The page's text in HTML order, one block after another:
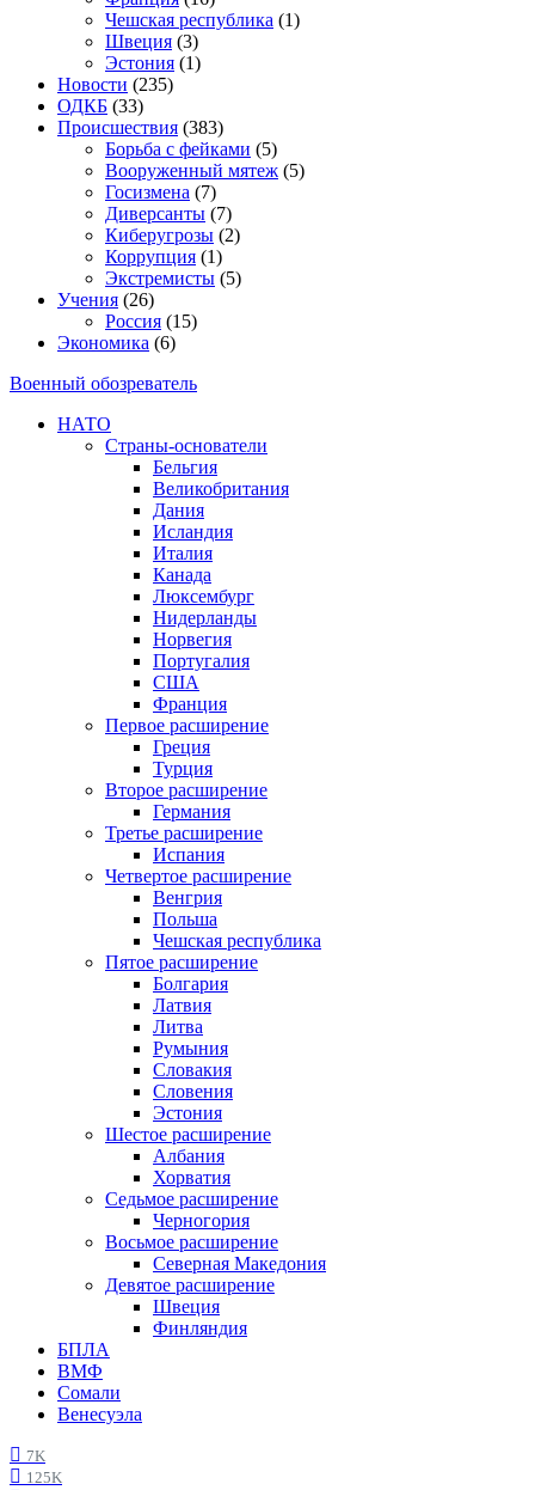
Чешская республика (1)
Швеция (3)
Эстония (1)
Новости (235)
ОДКБ (33)
Происшествия (383)
Борьба с фейками (5)
Вооруженный мятеж (5)
Госизмена (7)
Диверсанты (7)
Киберугрозы (2)
Коррупция (1)
Экстремисты (5)
Учения (26)
Россия (15)
Экономика (6)
Военный обозреватель
НАТО
Страны-основатели
Бельгия
Великобритания
Дания
Исландия
Италия
Канада
Люксембург
Нидерланды
Норвегия
Португалия
США
Франция
Первое расширение
Греция
Турция
Второе расширение
Германия
Третье расширение
Испания
Четвертое расширение
Венгрия
Польша
Чешская республика
Пятое расширение
Болгария
Латвия
Литва
Румыния
Словакия
Словения
Эстония
Шестое расширение
Албания
Хорватия
Седьмое расширение
Черногория
Восьмое расширение
Северная Македония
Девятое расширение
Швеция
Финляндия
БПЛА
ВМФ
Сомали
Венесуэла
7K
125K